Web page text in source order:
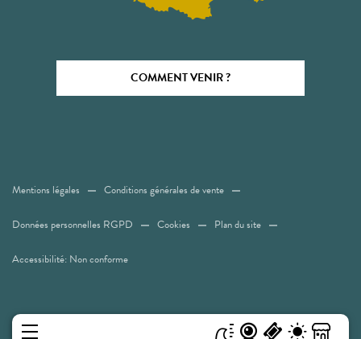
COMMENT VENIR ?
Mentions légales Conditions générales de vente
Données personnelles RGPD Cookies Plan du site
Accessibilité: Non conforme